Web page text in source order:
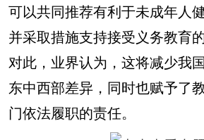
可以共同推荐有利于未成年人
并采取措施支持接受义务教育
对此，业界认为，这将减少我
东中西部差异，同时也赋予了
门依法履职的责任。